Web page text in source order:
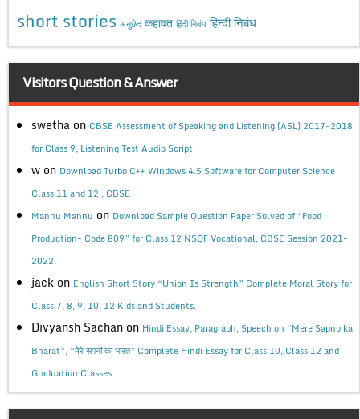
short stories अनुछेद कहावत हिंदी निबंध हिन्दी निबंध
Visitors Question & Answer
swetha on CBSE Assessment of Speaking and Listening (ASL) 2017-2018
for Class 9, Listening Test Audio Script
w on Download Turbo C++ Windows 4.5 Software for Computer Science
Class 11 and 12 , CBSE
Mannu Mannu on Download Sample Question Paper Solved of “Food
Production- Code 809” for Class 12 NSQF Vocational, CBSE Session 2021-
2022.
jack on English Short Story “Union Is Strength” Complete Moral Story for
Class 7, 8, 9, 10, 12 Kids and Students.
Divyansh Sachan on Hindi Essay, Paragraph, Speech on “Mere Sapno ka
Bharat”, “मेरे सपनों का भारत” Complete Hindi Essay for Class 10, Class 12 and
Graduation Classes.